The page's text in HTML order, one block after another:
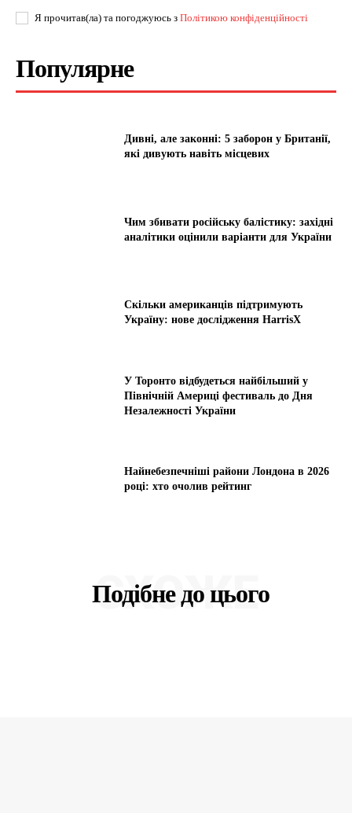
Я прочитав(ла) та погоджуюсь з Політикою конфіденційності
Популярне
Дивні, але законні: 5 заборон у Британії,
які дивують навіть місцевих
Чим збивати російську балістику: західні
аналітики оцінили варіанти для України
Скільки американців підтримують
Україну: нове дослідження HarrisX
У Торонто відбудеться найбільший у
Північній Америці фестиваль до Дня
Незалежності України
Найнебезпечніші райони Лондона в 2026
році: хто очолив рейтинг
Подібне до цього
СХОЖЕ